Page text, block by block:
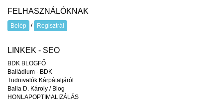
FELHASZNÁLÓKNAK
Belép / Regisztrál
LINKEK - SEO
BDK BLOGFŐ
Balládium - BDK
Tudnivalók Kárpátaljáról
Balla D. Károly / Blog
HONLAPOPTIMALIZÁLÁS